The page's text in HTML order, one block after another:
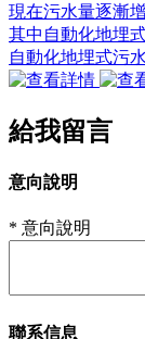
現在污水量逐漸
其中自動化地埋
自動化地埋式污
給我留言
意向說明
* 意向說明
聯系信息